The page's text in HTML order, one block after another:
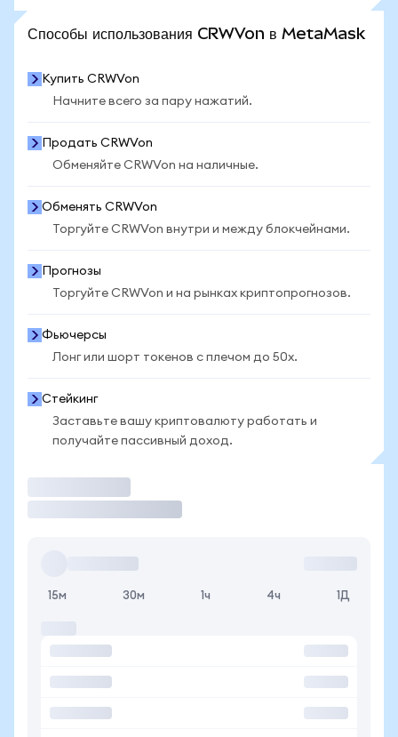
Способы использования CRWVon в MetaMask
Купить CRWVon
Начните всего за пару нажатий.
Продать CRWVon
Обменяйте CRWVon на наличные.
Обменять CRWVon
Торгуйте CRWVon внутри и между блокчейнами.
Прогнозы
Торгуйте CRWVon и на рынках криптопрогнозов.
Фьючерсы
Лонг или шорт токенов с плечом до 50x.
Стейкинг
Заставьте вашу криптовалюту работать и
получайте пассивный доход.
15м 30м 1ч 4ч 1Д